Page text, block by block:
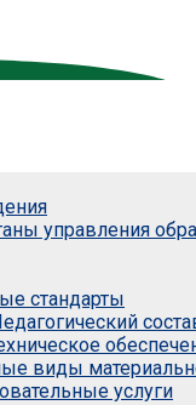
управления
стандарты
виды
услуги